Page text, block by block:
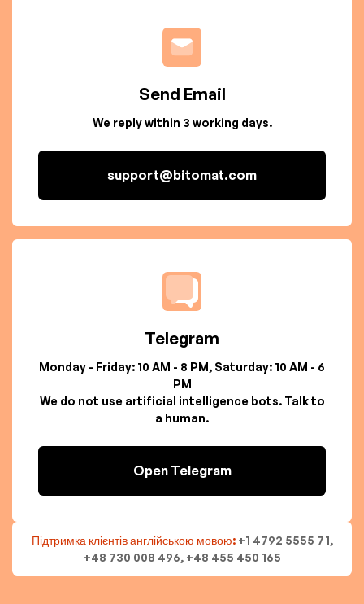
Send Email
We reply within 3 working days.
support@bitomat.com
Telegram
Monday - Friday: 10 AM - 8 PM, Saturday: 10 AM - 6
PM
We do not use artificial intelligence bots. Talk to
a human.
Open Telegram
Підтримка клієнтів англійською мовою: +1 4792 5555 71,
+48 730 008 496, +48 455 450 165